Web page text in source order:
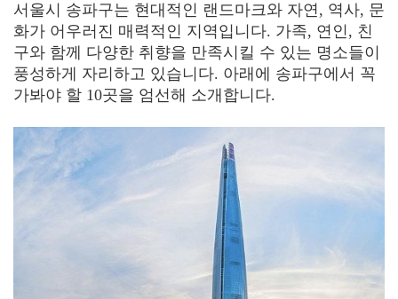
서울시 송파구는 현대적인 랜드마크와 자연, 역사, 문
화가 어우러진 매력적인 지역입니다. 가족, 연인, 친
구와 함께 다양한 취향을 만족시킬 수 있는 명소들이
풍성하게 자리하고 있습니다. 아래에 송파구에서 꼭
가봐야 할 10곳을 엄선해 소개합니다.